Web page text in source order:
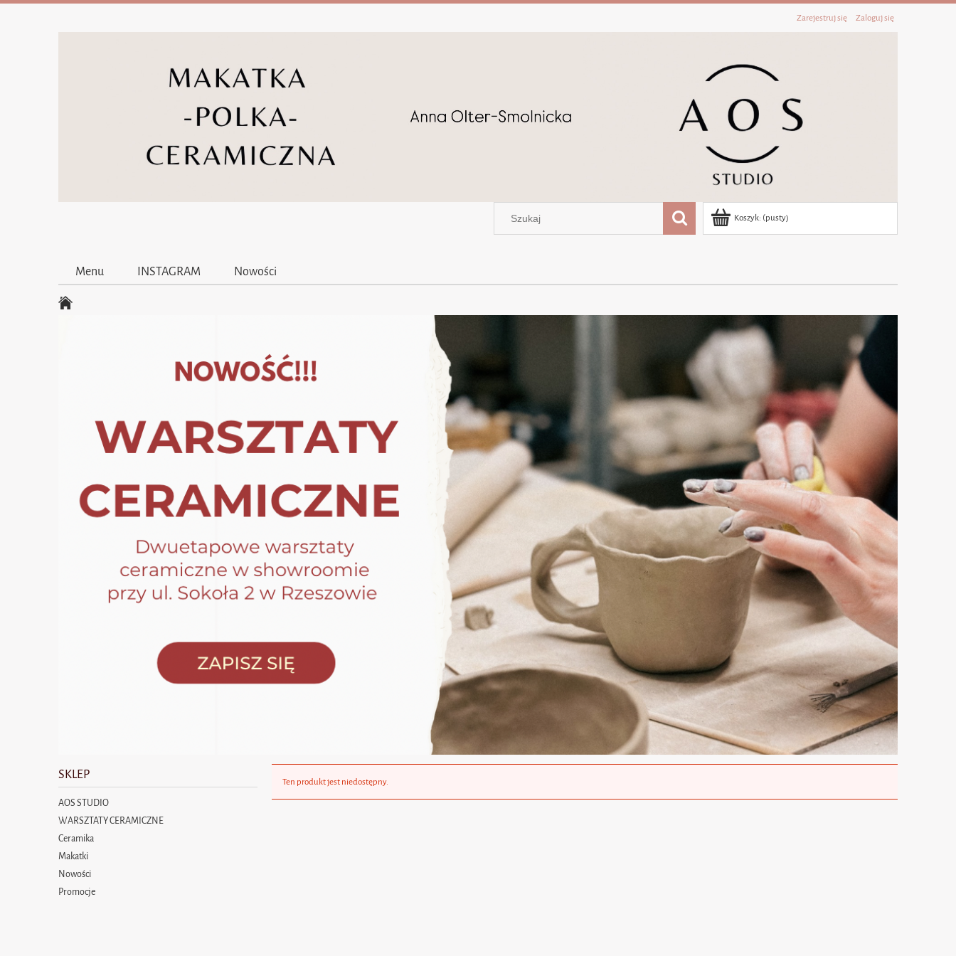
Zarejestruj się Zaloguj się
Koszyk: (pusty)
Menu INSTAGRAM Nowości
SKLEP
AOS STUDIO
WARSZTATY CERAMICZNE
Ceramika
Makatki
Nowości
Promocje
Ten produkt jest niedostępny.